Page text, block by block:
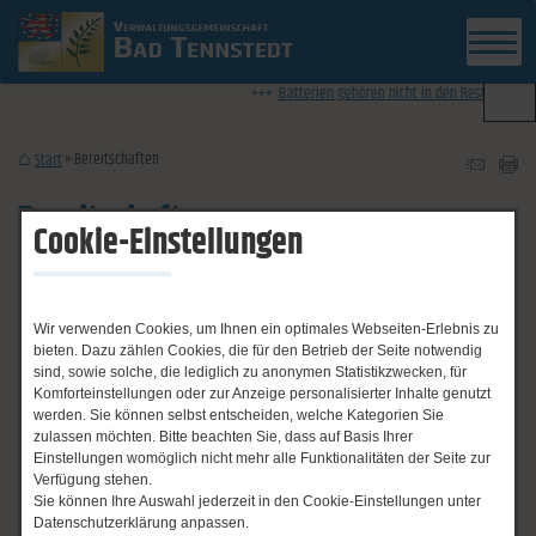
Cookie-Einstellungen
Wir verwenden Cookies, um Ihnen ein optimales Webseiten-Erlebnis zu
bieten. Dazu zählen Cookies, die für den Betrieb der Seite notwendig
sind, sowie solche, die lediglich zu anonymen Statistikzwecken, für
Komforteinstellungen oder zur Anzeige personalisierter Inhalte genutzt
werden. Sie können selbst entscheiden, welche Kategorien Sie
zulassen möchten. Bitte beachten Sie, dass auf Basis Ihrer
Einstellungen womöglich nicht mehr alle Funktionalitäten der Seite zur
Verfügung stehen.
Sie können Ihre Auswahl jederzeit in den Cookie-Einstellungen unter
Datenschutzerklärung anpassen.
News-Ticker
Batterien gehören nicht in den Restmüll -
Start Bereitschaften
Bereitschaften
Not- und Bereitschaftsdienste
Notrufe:
Polizei: 110
Feuer/ Rettungsdienst: 112